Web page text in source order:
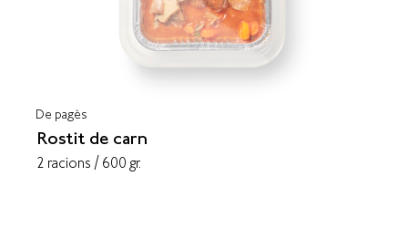
De pagès
Rostit de carn
2 racions / 600 gr.